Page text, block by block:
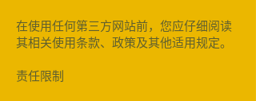
在使用任何第三方网站前，您应仔细阅读
其相关使用条款、政策及其他适用规定。
责任限制